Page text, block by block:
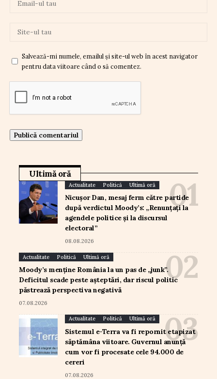
Salvează-mi numele, emailul și site-ul web în acest navigator
pentru data viitoare când o să comentez.
Ultimă oră
Actualitate Politică Ultimă oră
Nicușor Dan, mesaj ferm către partide
după verdictul Moody’s: „Renunțați la
agendele politice și la discursul
electoral”
08.08.2026
Actualitate Politică Ultimă oră
Moody’s menține România la un pas de „junk”.
Deficitul scade peste așteptări, dar riscul politic
păstrează perspectiva negativă
07.08.2026
Actualitate Politică Ultimă oră
Sistemul e-Terra va fi repornit etapizat
săptămâna viitoare. Guvernul anunță
cum vor fi procesate cele 94.000 de
cereri
07.08.2026